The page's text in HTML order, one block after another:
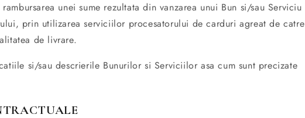
unei sume rezultata din vanzarea unui Bun si/sau Serviciu
prin utilizarea serviciilor procesatorului de carduri agreat de catre
de livrare.
si/sau descrierile Bunurilor si Serviciilor asa cum sunt precizate